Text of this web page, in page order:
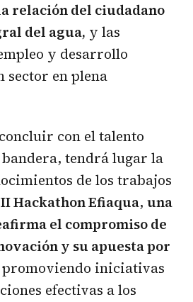
relación del ciudadano
del agua, y las
y desarrollo
sector en plena
con el talento
bandera, tendrá lugar la
de los trabajos
II Hackathon Efiaqua, una
el compromiso de
y su apuesta por
promoviendo iniciativas
efectivas a los